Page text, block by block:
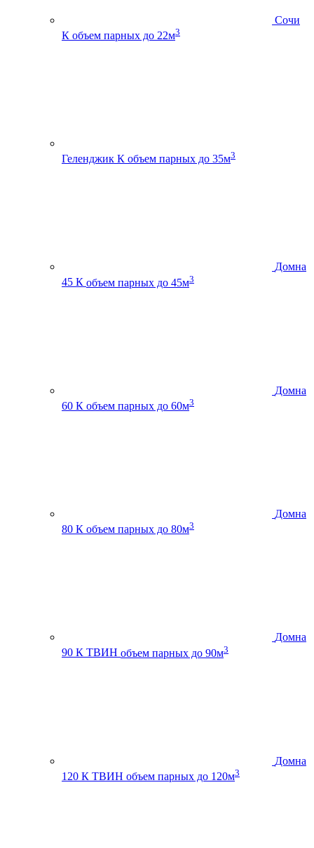
Сочи
К объем парных до 22м3
Геленджик К объем парных до 35м3
Домна
45 К объем парных до 45м3
Домна
60 К объем парных до 60м3
Домна
80 К объем парных до 80м3
Домна
90 К ТВИН объем парных до 90м3
Домна
120 К ТВИН объем парных до 120м3